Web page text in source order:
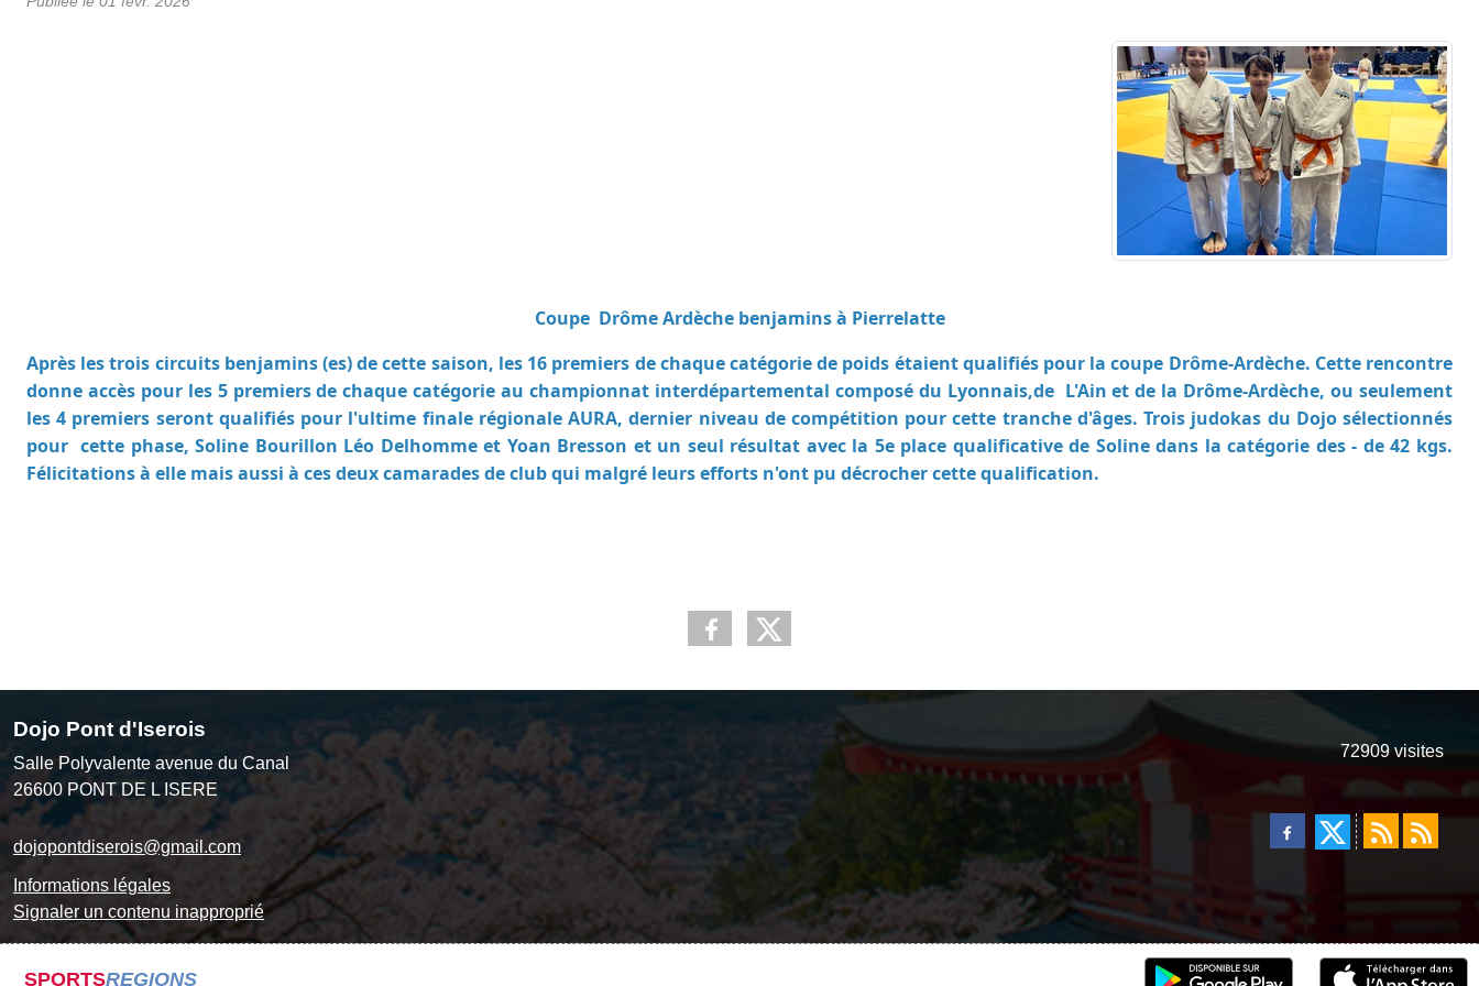
Coupe Drôme Ardèche benjamins à Pierrelatte
Après les trois circuits benjamins (es) de cette saison, les 16 premiers de chaque catégorie de poids étaient qualifiés pour la coupe Drôme-Ardèche. Cette rencontre
donne accès pour les 5 premiers de chaque catégorie au championnat interdépartemental composé du Lyonnais,de L'Ain et de la Drôme-Ardèche, ou seulement
les 4 premiers seront qualifiés pour l'ultime finale régionale AURA, dernier niveau de compétition pour cette tranche d'âges. Trois judokas du Dojo sélectionnés
pour cette phase, Soline Bourillon Léo Delhomme et Yoan Bresson et un seul résultat avec la 5e place qualificative de Soline dans la catégorie des - de 42 kgs.
Félicitations à elle mais aussi à ces deux camarades de club qui malgré leurs efforts n'ont pu décrocher cette qualification.
Dojo Pont d'Iserois
Salle Polyvalente avenue du Canal
26600 PONT DE L ISERE
dojopontdiserois@gmail.com
Informations légales
Signaler un contenu inapproprié
72909 visites
SPORTSREGIONS